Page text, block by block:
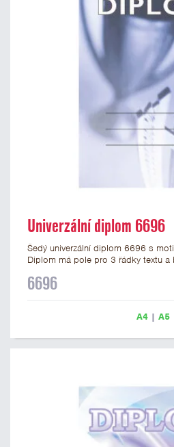
Univerzální diplom 6696
Šedý univerzální diplom 6696 s
Diplom má pole pro 3 řádky textu a
univerzální diplom je vhodný pro
6696
A4| A5